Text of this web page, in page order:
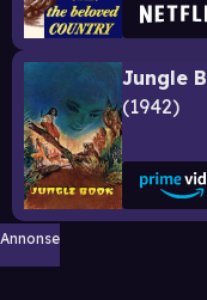
Jungle
1942
Annonse